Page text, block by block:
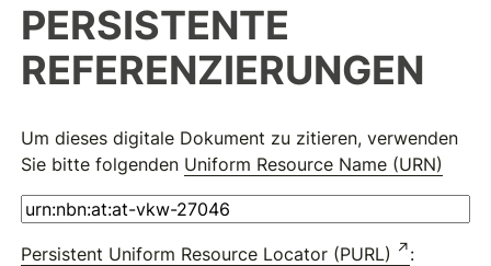
PERSISTENTE
REFERENZIERUNGEN
Um dieses digitale Dokument zu zitieren, verwenden
Sie bitte folgenden Uniform Resource Name (URN)
Persistent Uniform Resource Locator (PURL) :